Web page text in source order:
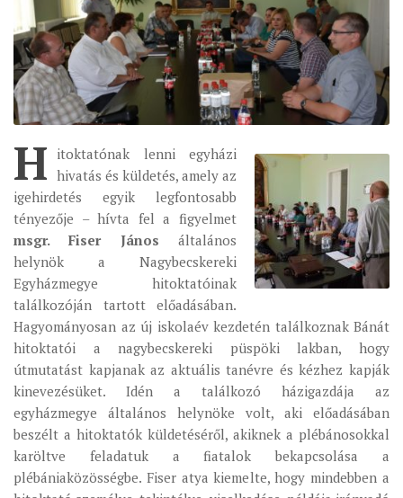
LELKIPÁSZTOROK
SZERZETESRENDEK
IN MEMORIAM
PLÉBÁNIÁK
ÉSZAKI ESPERESSÉG
KÖZPONTI ESPERESSÉG
DÉLI ESPERESSÉG
ARCHÍVUM
ARCHÍV ÉLETKÉPEK
SZINÓDUS
ORGANIGRAMMA
PÜSPÖKI DEKRÉTUM
ZSINATI IMA
ZSINAT MOTTÓJA, LOGÓJA
ZSINATI IRODA
KOORDINÁLÓ BIZOTTSÁG
H itoktatónak lenni egyházi
hivatás és küldetés, amely az
igehirdetés egyik legfontosabb
tényezője – hívta fel a figyelmet
msgr. Fiser János általános
helynök a Nagybecskereki
Egyházmegye hitoktatóinak
találkozóján tartott előadásában.
Hagyományosan az új iskolaév kezdetén találkoznak Bánát
hitoktatói a nagybecskereki püspöki lakban, hogy
útmutatást kapjanak az aktuális tanévre és kézhez kapják
kinevezésüket. Idén a találkozó házigazdája az
egyházmegye általános helynöke volt, aki előadásában
beszélt a hitoktatók küldetéséről, akiknek a plébánosokkal
karöltve feladatuk a fiatalok bekapcsolása a
plébániaközösségbe. Fiser atya kiemelte, hogy mindebben a